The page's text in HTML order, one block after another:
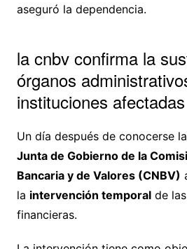
aseguró la dependencia.
la cnbv confirma la
órganos
instituciones afectadas
Un día después de conocerse
Junta de Gobierno de la
Bancaria y de Valores (CNBV)
la intervención temporalde
financieras.